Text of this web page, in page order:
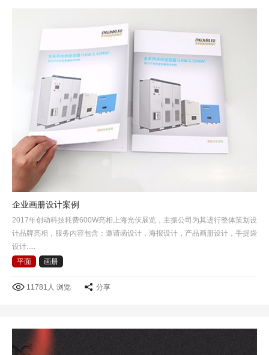
企业画册设计案例
2017年创动科技耗费600W亮相上海光伏展览，主振公司为其进行整体策划设
计品牌亮相，服务内容包含：邀请函设计，海报设计，产品画册设计，手提袋
设计.....
平面
画册
11781人 浏览 分享